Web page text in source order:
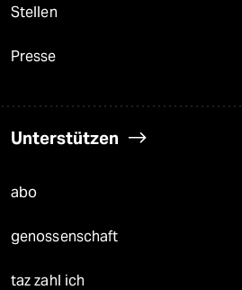
Stellen
Presse
Unterstützen
abo
genossenschaft
taz zahl ich